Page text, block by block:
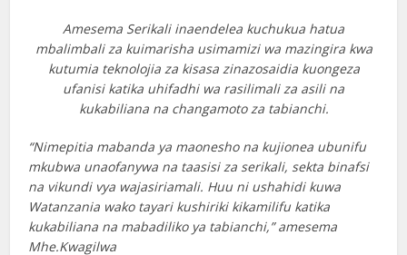
Amesema Serikali inaendelea kuchukua hatua
mbalimbali za kuimarisha usimamizi wa mazingira kwa
kutumia teknolojia za kisasa zinazosaidia kuongeza
ufanisi katika uhifadhi wa rasilimali za asili na
kukabiliana na changamoto za tabianchi.
“Nimepitia mabanda ya maonesho na kujionea ubunifu
mkubwa unaofanywa na taasisi za serikali, sekta binafsi
na vikundi vya wajasiriamali. Huu ni ushahidi kuwa
Watanzania wako tayari kushiriki kikamilifu katika
kukabiliana na mabadiliko ya tabianchi,” amesema
Mhe.Kwagilwa